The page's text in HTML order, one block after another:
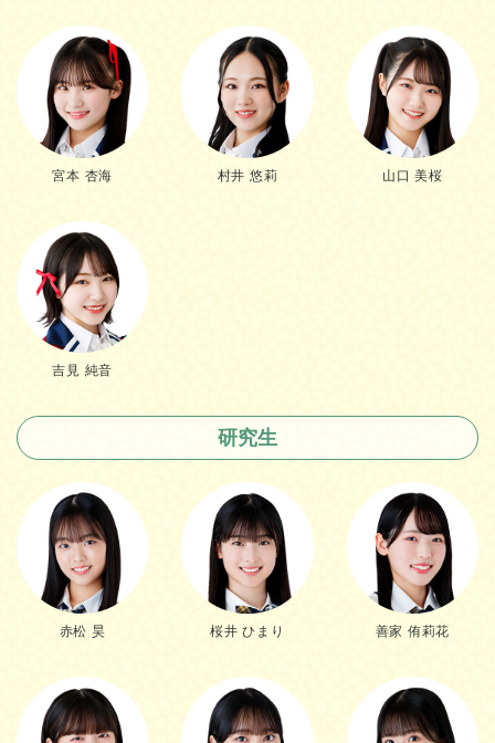
宮本 杏海 村井 悠莉 山口 美桜
吉見 純音
研究生
赤松 昊 桜井 ひまり 善家 侑莉花